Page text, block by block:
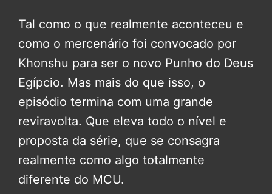
Tal como o que realmente aconteceu e
como o mercenário foi convocado por
Khonshu para ser o novo Punho do Deus
Egípcio. Mas mais do que isso, o
episódio termina com uma grande
reviravolta. Que eleva todo o nível e
proposta da série, que se consagra
realmente como algo totalmente
diferente do MCU.